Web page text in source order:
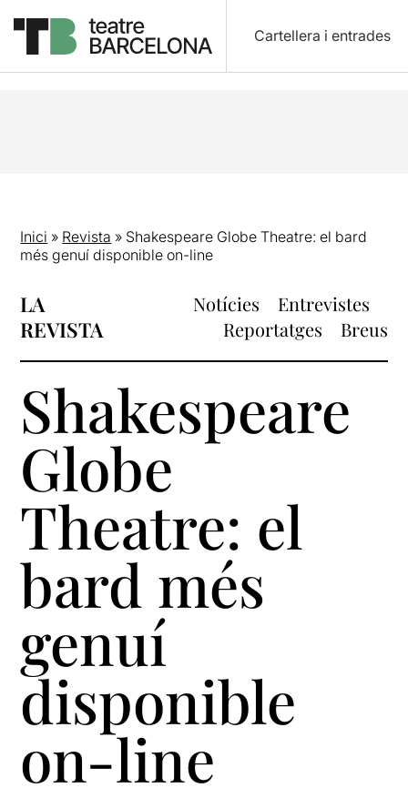
Cartellera i entrades
Inici » Revista » Shakespeare Globe Theatre: el bard
més genuí disponible on-line
LA
REVISTA
Notícies
Entrevistes
Reportatges
Breus
Shakespeare
Globe
Theatre: el
bard més
genuí
disponible
on-line